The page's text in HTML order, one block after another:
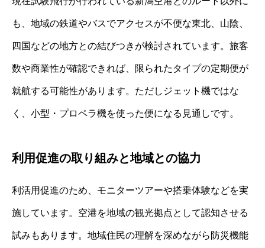
も、地域の鉄道やバスでアクセスが不便な東北、山陰、
四国などの地方との結びつきが検討されています。旅客
数や商業性が確認できれば、限られたタイプの定期便が
就航する可能性があります。ただしジェット機ではな
く、小型・プロペラ機を使った便になる見通しです。
利用促進の取り組みと地域との協力
利活用促進のため、モニターツアーや搭乗体験などを実
施しています。空港を地域の観光拠点として認知させる
試みもあります。地域住民の理解を深めながら防災機能